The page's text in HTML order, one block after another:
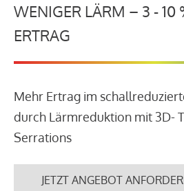
WENIGER LÄRM – 3 - 10
ERTRAG
Mehr Ertrag im
durch Lärmreduktion mit 3D-
Serrations
JETZT ANGEBOT